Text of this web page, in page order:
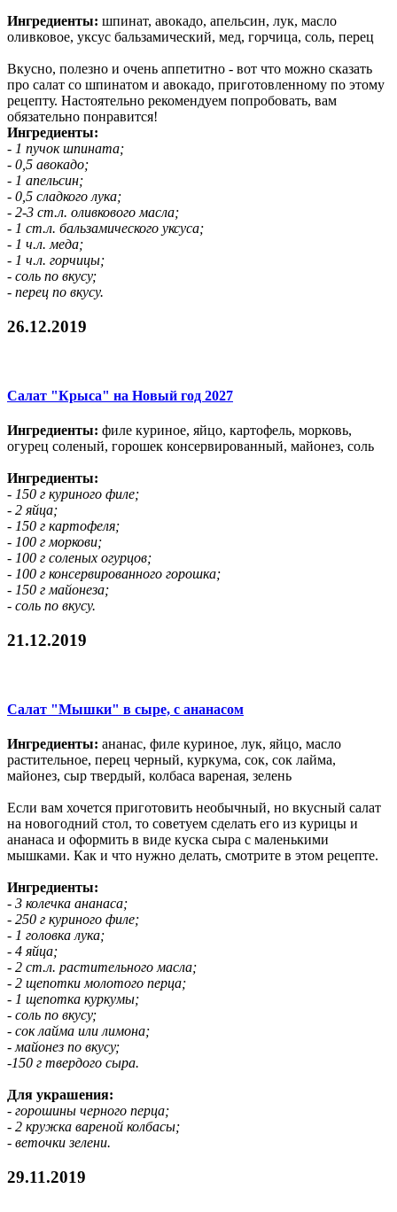
Ингредиенты: шпинат, авокадо, апельсин, лук, масло
оливковое, уксус бальзамический, мед, горчица, соль, перец
Вкусно, полезно и очень аппетитно - вот что можно сказать
про салат со шпинатом и авокадо, приготовленному по этому
рецепту. Настоятельно рекомендуем попробовать, вам
обязательно понравится!
Ингредиенты:
- 1 пучок шпината;
- 0,5 авокадо;
- 1 апельсин;
- 0,5 сладкого лука;
- 2-3 ст.л. оливкового масла;
- 1 ст.л. бальзамического уксуса;
- 1 ч.л. меда;
- 1 ч.л. горчицы;
- соль по вкусу;
- перец по вкусу.
26.12.2019
Салат "Крыса" на Новый год 2027
Ингредиенты: филе куриное, яйцо, картофель, морковь,
огурец соленый, горошек консервированный, майонез, соль
Ингредиенты:
- 150 г куриного филе;
- 2 яйца;
- 150 г картофеля;
- 100 г моркови;
- 100 г соленых огурцов;
- 100 г консервированного горошка;
- 150 г майонеза;
- соль по вкусу.
21.12.2019
Салат "Мышки" в сыре, с ананасом
Ингредиенты: ананас, филе куриное, лук, яйцо, масло
растительное, перец черный, куркума, сок, сок лайма,
майонез, сыр твердый, колбаса вареная, зелень
Если вам хочется приготовить необычный, но вкусный салат
на новогодний стол, то советуем сделать его из курицы и
ананаса и оформить в виде куска сыра с маленькими
мышками. Как и что нужно делать, смотрите в этом рецепте.
Ингредиенты:
- 3 колечка ананаса;
- 250 г куриного филе;
- 1 головка лука;
- 4 яйца;
- 2 ст.л. растительного масла;
- 2 щепотки молотого перца;
- 1 щепотка куркумы;
- соль по вкусу;
- сок лайма или лимона;
- майонез по вкусу;
-150 г твердого сыра.
Для украшения:
- горошины черного перца;
- 2 кружка вареной колбасы;
- веточки зелени.
29.11.2019